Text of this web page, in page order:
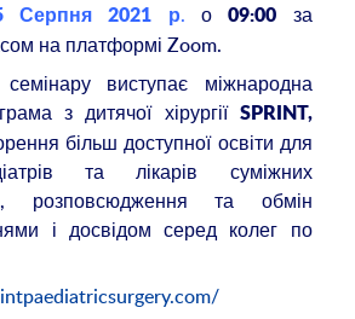
Серпня 2021 р. о09:00
за
на платформі Zoom.
семінару виступає міжнародна
з дитячої хірургії SPRINT,
більш доступної освіти для
та лікарів суміжних
розповсюдження та обмін
і досвідом серед колег по